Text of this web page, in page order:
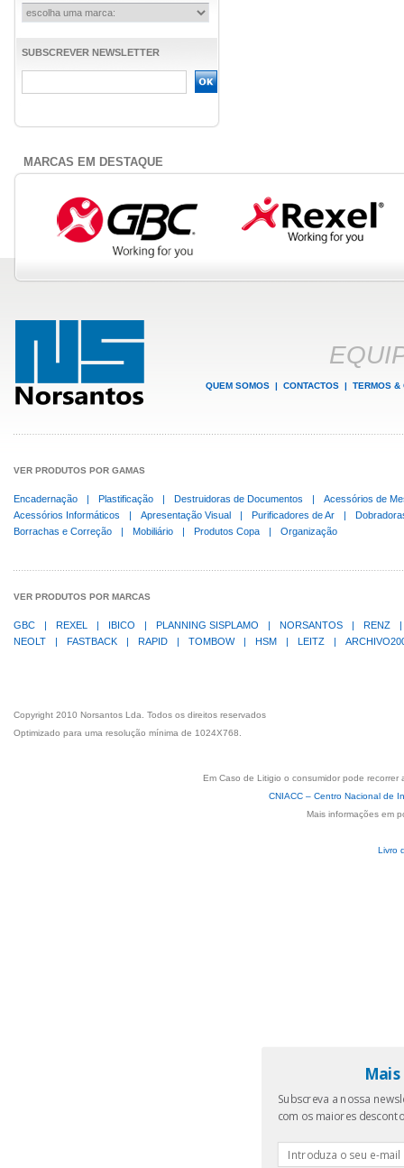
SUBSCREVER NEWSLETTER
MARCAS EM DESTAQUE
QUEM SOMOS | CONTACTOS | TERMOS &
VER PRODUTOS POR GAMAS
Encadernação | Plastificação | Destruidoras de Documentos |
Acessórios de
Acessórios Informáticos
| Apresentação Visual | Purificadores de Ar |
Borrachas e Correção
| Mobiliário | Produtos Copa | Organização
VER PRODUTOS POR MARCAS
GBC | REXEL | IBICO | PLANNING SISPLAMO | NORSANTOS | RENZ
|
NEOLT
| FASTBACK | RAPID | TOMBOW | HSM | LEITZ |
Copyright 2010 Norsantos Lda. Todos os direitos reservados
Optimizado para uma resolução mínima de 1024X768.
Em Caso de Litigio o consumidor pode
CNIACC – Centro Nacional de
Mais informações em
Livro
Subscreva a nossa
com os maiores